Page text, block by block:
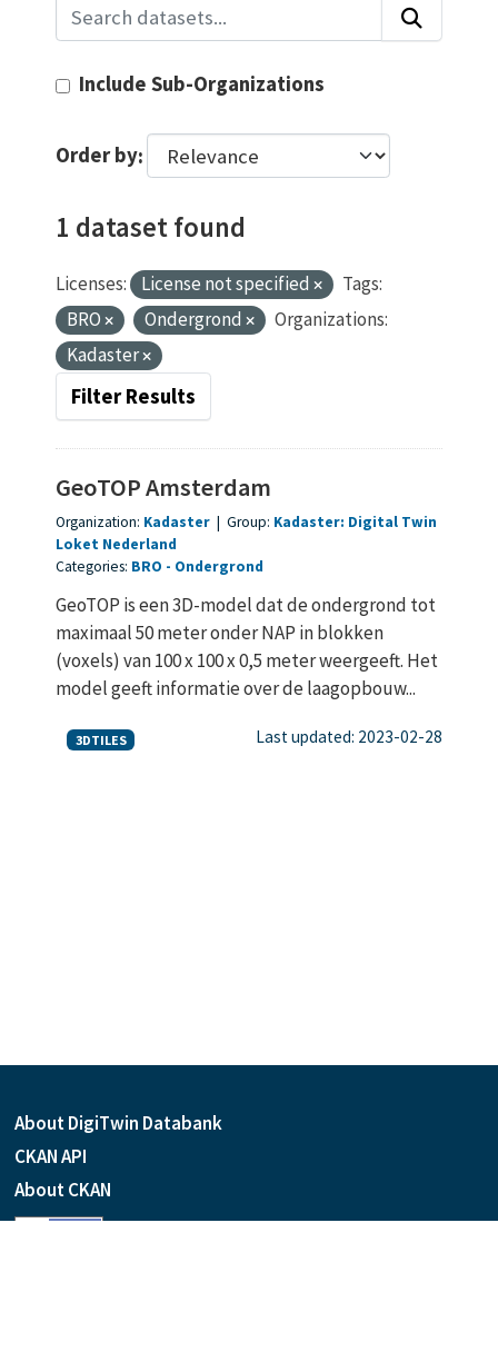
Include Sub-Organizations
Order by
1 dataset found
Licenses: License not specified
Tags:
BRO
Ondergrond
Organizations:
Kadaster
Filter Results
GeoTOP Amsterdam
Organization: Kadaster | Group: Kadaster: Digital Twin
Loket Nederland
Categories: BRO Ondergrond
GeoTOP is een 3D-model dat de ondergrond tot
maximaal 50 meter onder NAP in blokken
(voxels) van 100 x 100 x 0,5 meter weergeeft. Het
model geeft informatie over de laagopbouw...
3DTILES Last updated: 2023-02-28
About DigiTwin Databank
CKAN API
About CKAN